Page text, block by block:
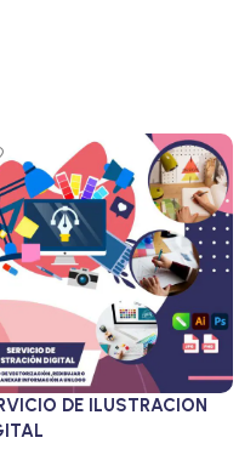
DE ILUSTRACION